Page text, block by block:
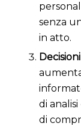
senza
in atto.
di
di